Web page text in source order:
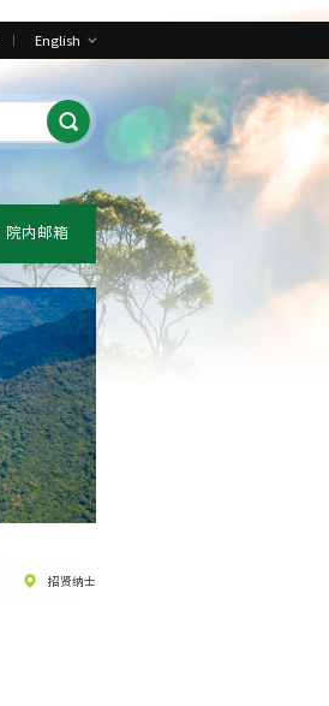
English
院内邮箱
招贤纳士